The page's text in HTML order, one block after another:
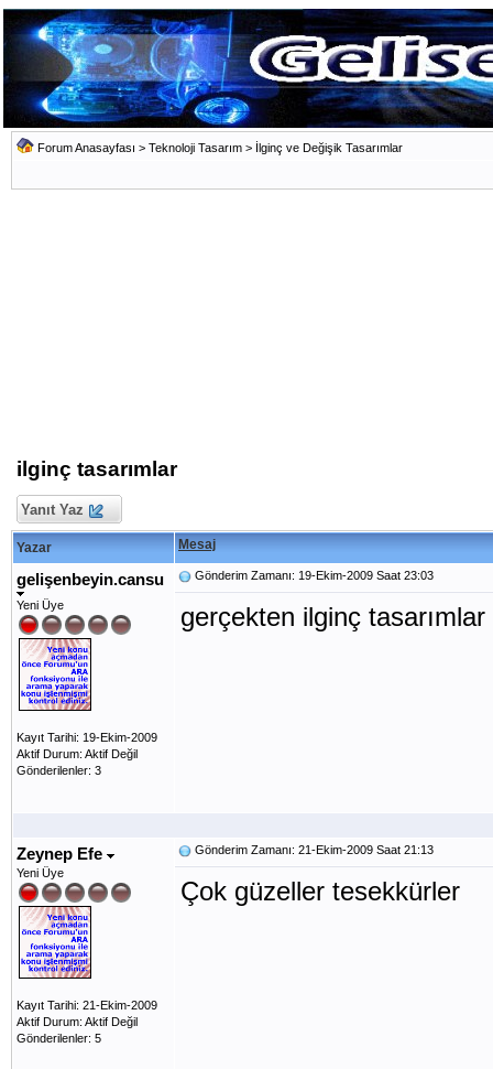
Forum Anasayfası > Teknoloji Tasarım > İlginç ve Değişik Tasarımlar
ilginç tasarımlar
Yanıt Yaz
Yazar Mesaj
gelişenbeyin.cansu
Yeni Üye
Kayıt Tarihi: 19-Ekim-2009
Aktif Durum: Aktif Değil
Gönderilenler: 3
Gönderim Zamanı: 19-Ekim-2009 Saat 23:03
gerçekten ilginç
Zeynep Efe
Yeni Üye
Kayıt Tarihi: 21-Ekim-2009
Aktif Durum: Aktif Değil
Gönderilenler: 5
Gönderim Zamanı: 21-Ekim-2009 Saat 21:13
Çok güzeller tesekkürler